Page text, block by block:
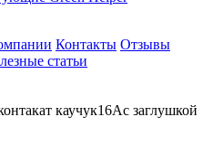
Контакты Отзывы
статьи
каучук16Ас заглушкой